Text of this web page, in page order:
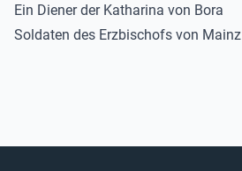
Ein Diener der Katharina von Bora
Soldaten des Erzbischofs von Mainz